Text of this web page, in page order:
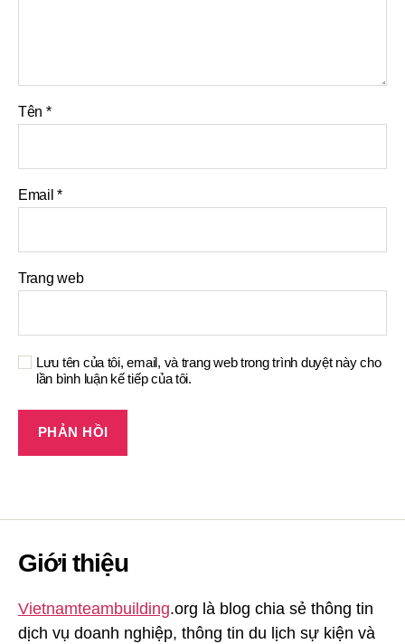
Tên *
Email*
Trang web
Lưu tên của tôi, email, và trang web trong trình duyệt này cho
lần bình luận kế tiếp của tôi.
Giới thiệu
Vietnamteambuilding.org là blog chia sẻ thông tin
dịch vụ doanh nghiệp, thông tin du lịch sự kiện và